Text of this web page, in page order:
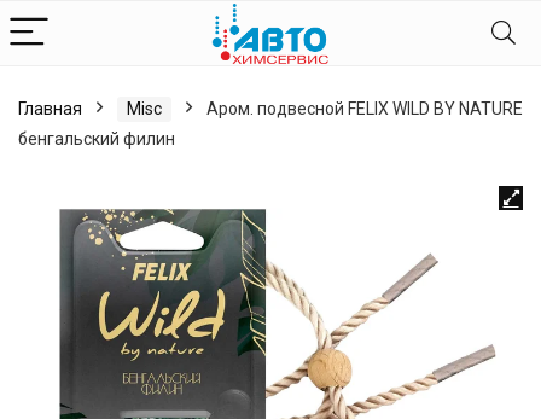
Главная Misc
Аром. подвесной FELIX WILD BY NATURE
бенгальский филин